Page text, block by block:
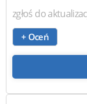
zgłoś do
+ Oceń